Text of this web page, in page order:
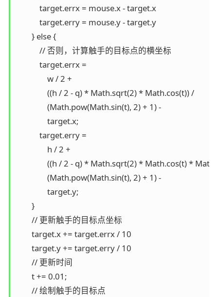
            target.errx = mouse.x - target.x
            target.erry = mouse.y - target.y
        } else {
            // 否则，计算触手的目标点的横坐标
            target.errx =
                w / 2 +
                ((h / 2 - q) * Math.sqrt(2) * Math.cos(t)) /
                (Math.pow(Math.sin(t), 2) + 1) -
                target.x;
            target.erry =
                h / 2 +
((h / 2 - q) * Math.sqrt(2) * Math.cos(t) *
                (Math.pow(Math.sin(t), 2) + 1) -
                target.y;
        }
        // 更新触手的目标点坐标
        target.x += target.errx / 10
        target.y += target.erry / 10
        // 更新时间
        t += 0.01;
        // 绘制触手的目标点